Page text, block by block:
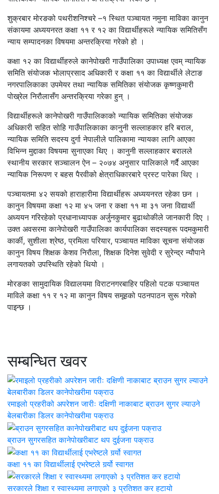
शुक्रबार मोरङको पथरीशनिश्चरे –१ स्थित पञ्चायत नमुना माविका कानुन
संकायमा अध्ययनरत कक्षा ११ र १२ का विद्यार्थीहरूले न्यायिक समितिसँग
न्याय सम्पादनका विषयमा अन्तरक्रिया गरेको हो ।
कक्षा १२ का विद्यार्थीहरुले कानेपोखरी गाउँपालिका उपाध्यक्ष एवम् न्यायिक
समिति संयोजक भोलाप्रसाद अधिकारी र कक्षा ११ का विद्यार्थीले लेटाङ
नगरपालिकाका उपमेयर तथा न्यायिक समितिका संयोजक कृष्णकुमारी
पोख्रेल निरौलासँग अन्तरक्रिया गरेका हुन् ।
विद्यार्थीहरूले कानेपोखरी गाउँपालिकाको न्यायिक समितिका संयोजक
अधिकारी सहित सोहि गाउँपालिकाका कानुनी सल्लाहकार हरि बराल,
न्यायिक समिति सदस्य दुर्गा नेपालीले पालिकामा न्यायका लागि आएका
विभिन्न मुद्दाका विषयमा सुनाएका थिए । कानुनी सल्लाहकार बरालले
स्थानीय सरकार सञ्चालन ऐन – २०७४ अनुसार पालिकाले गर्दै आएका
न्यायिक निरूपण र बहस पैरवीको क्षेत्राधिकारबारे प्रस्ट पारेका थिए ।
पञ्चायतमा ४२ सयको हाराहारीमा विद्यार्थीहरू अध्ययनरत रहेका छन ।
कानुन विषयमा कक्षा १२ मा ४५ जना र कक्षा ११ मा ३१ जना विद्यार्थी
अध्ययन गरिरहेको प्रधानाध्यापक अर्जुनकुमार बुढाथोकीले जानकारी दिए ।
उक्त अवसरमा कानेपोखरी गाउँपालिका कार्यपालिका सदस्यहरू पदमकुमारी
कार्की, सुशीला श्रेष्ठ, प्रमिला परियार, पञ्चायत माविका सूचना संयोजक
कानुन विषय शिक्षक केशव निरौला, शिक्षक दिनेश सुवेदी र सुरेन्द्र न्यौपाने
लगायतको उपस्थिति रहेको थियो ।
मोरङका सामुदायिक विद्यालयमा विराटनगरबाहिर पहिलो पटक पञ्चायत
माविले कक्षा ११ र १२ मा कानुन विषय समूहको पठनपाठन सुरू गरेको
पाइन्छ ।
सम्बन्धित खवर
रमाइलो प्रहरीको अपरेशन जारीः दक्षिणी नाकाबाट ब्राउन सुगर ल्याउने
बेलबारीका डिलर कानेपोखरीमा पक्राउ
ब्राउन सुगरसहित कानेपोखरीबाट थप दुईजना पक्राउ
कक्षा ११ का विद्यार्थीलाई एभरेष्टले गर्र्यो स्वागत
सरकारले शिक्षा र स्वास्थ्यमा लगाएको ३ प्रतिशत कर हटायो